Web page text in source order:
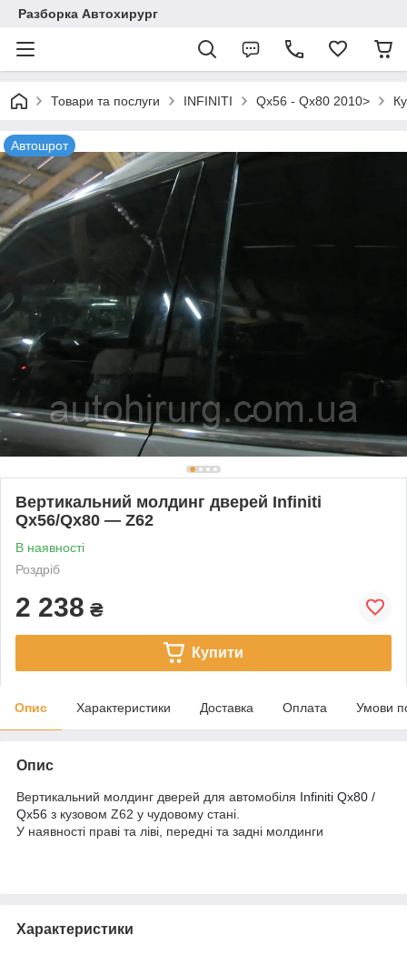
Разборка Автохирург
Товари та послуги INFINITI Qx56 - Qx80 2010>
Автошрот
Вертикальний молдинг дверей Infiniti
Qx56/Qx80 — Z62
В наявності
Роздріб
2 238 ₴
Купити
Опис Характеристики Доставка Оплата Умови
Опис
Вертикальний молдинг дверей для автомобіля Infiniti Qx80 /
Qx56 з кузовом Z62 у чудовому стані.
У наявності праві та ліві, передні та задні молдинги
Характеристики